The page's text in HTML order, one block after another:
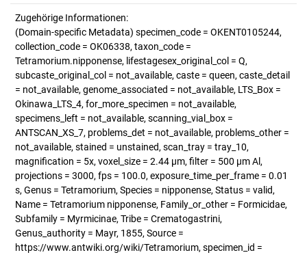
Zugehörige Informationen:
(Domain-specific Metadata) specimen_code = OKENT0105244,
collection_code = OK06338, taxon_code =
Tetramorium.nipponense, lifestagesex_original_col = Q,
subcaste_original_col = not_available, caste = queen, caste_detail
= not_available, genome_associated = not_available, LTS_Box =
Okinawa_LTS_4, for_more_specimen = not_available,
specimens_left = not_available, scanning_vial_box =
ANTSCAN_XS_7, problems_det = not_available, problems_other =
not_available, stained = unstained, scan_tray = tray_10,
magnification = 5x, voxel_size = 2.44 µm, filter = 500 µm Al,
projections = 3000, fps = 100.0, exposure_time_per_frame = 0.01
s, Genus = Tetramorium, Species = nipponense, Status = valid,
Name = Tetramorium nipponense, Family_or_other = Formicidae,
Subfamily = Myrmicinae, Tribe = Crematogastrini,
Genus_authority = Mayr, 1855, Source =
https://www.antwiki.org/wiki/Tetramorium, specimen_id =